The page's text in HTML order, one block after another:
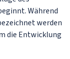
Während
werden
die Entwicklung